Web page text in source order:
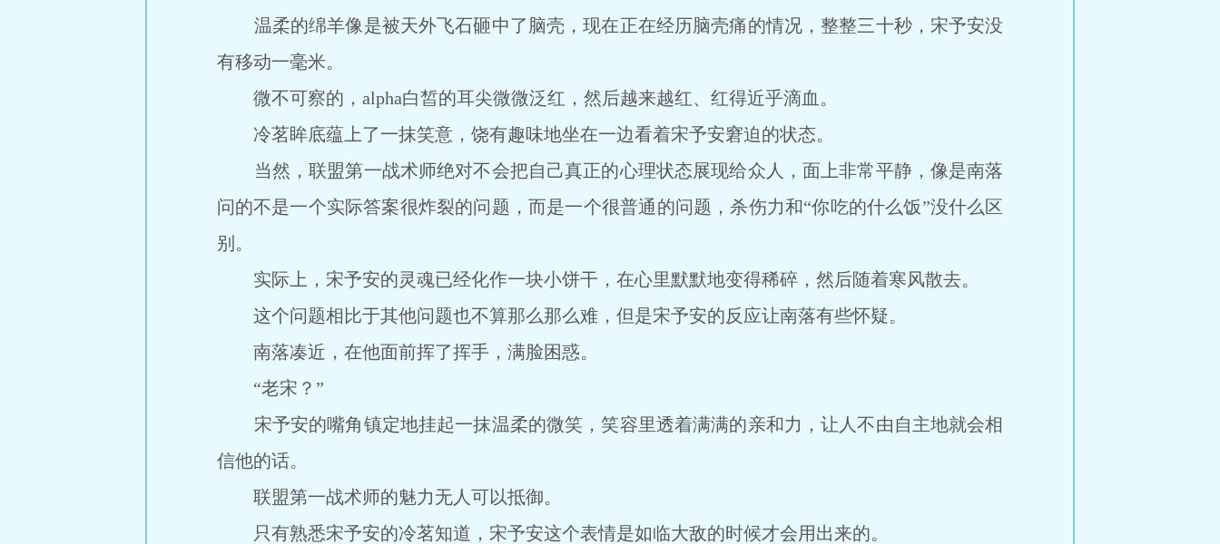
温柔的绵羊像是被天外飞石砸中了脑壳，现在正在经历脑壳痛的情况，整整三十秒，宋予安没
有移动一毫米。
微不可察的，alpha白皙的耳尖微微泛红，然后越来越红、红得近乎滴血。
冷茗眸底蕴上了一抹笑意，饶有趣味地坐在一边看着宋予安窘迫的状态。
当然，联盟第一战术师绝对不会把自己真正的心理状态展现给众人，面上非常平静，像是南落
问的不是一个实际答案很炸裂的问题，而是一个很普通的问题，杀伤力和“你吃的什么饭”没什么区
别。
实际上，宋予安的灵魂已经化作一块小饼干，在心里默默地变得稀碎，然后随着寒风散去。
这个问题相比于其他问题也不算那么那么难，但是宋予安的反应让南落有些怀疑。
南落凑近，在他面前挥了挥手，满脸困惑。
“老宋？”
宋予安的嘴角镇定地挂起一抹温柔的微笑，笑容里透着满满的亲和力，让人不由自主地就会相
信他的话。
联盟第一战术师的魅力无人可以抵御。
只有熟悉宋予安的冷茗知道，宋予安这个表情是如临大敌的时候才会用出来的。